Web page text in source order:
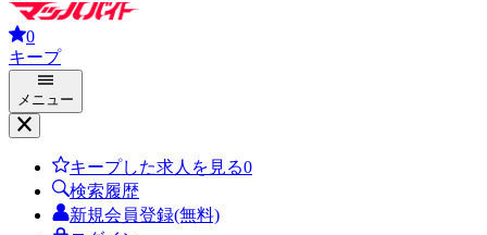
0
キープ
メニュー
キープした求人を見る0
検索履歴
新規会員登録(無料)